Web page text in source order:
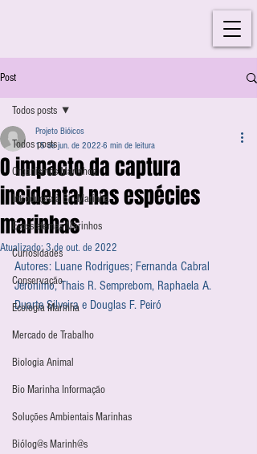
Post
Todos posts
Organismos Marinhos
Introdução à Bio-Marinha
Ecossistemas Marinhos
Curiosidades
Conservação
Ecologia Marinha
Mercado de Trabalho
Biologia Animal
Bio Marinha Informação
Soluções Ambientais Marinhas
Biólog@s Marinh@s
Todos posts
O impacto da captura
incidental nas espécies
marinhas
Projeto Bióicos
15 de jun. de 2022 6 min de leitura
Atualizado:3 de out. de 2022
Autores: Luane Rodrigues; Fernanda Cabral
Jeronimo, Thais R. Semprebom, Raphaela A.
Duarte Silveira e Douglas F. Peiró